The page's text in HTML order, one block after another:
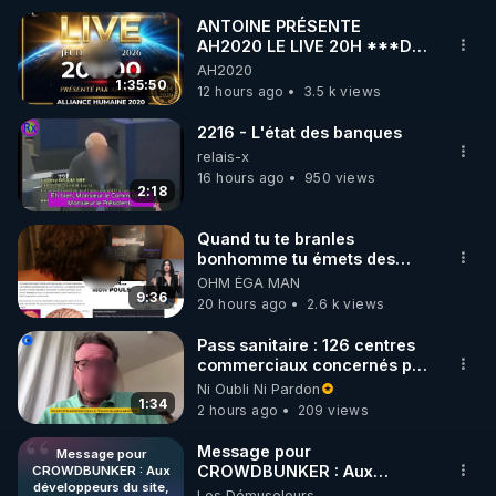
🌱 INSTAGRAM
https://www.instagram.com/rdlr_thierrycasasnovas/
http://rgnr.li/instagram
🌱 LA NEWSLETTER
Pour ne pas rater l’actualité RGNR (stages,
http://rgnr.li/news
🌱 VIDÉOS NON CENSURÉES SUR ODYSEE
Toutes les vidéos Youtube sont aussi sur la
http://rgnr.li/odysee
🌱 LES STAGES EN PRÉSENTIEL
1:35:50
ANTOINE PRÉSENTE
AH2020 LE LIVE 20H ***DU
06/08/2026***
AH2020
12 hours ago
3.5 k views
2:18
2216 - L'état des banques
relais-x
16 hours ago
950 views
9:36
Quand tu te branles
bonhomme tu émets des
ondes ils ont juste omis de
t'expliquer
OHM ÉGA MAN
20 hours ago
2.6 k views
1:34
Pass sanitaire : 126 centres
commerciaux concernés par
l'obligation dans toute la
France
Ni Oubli Ni Pardon
2 hours ago
209 views
Message pour
CROWDBUNKER : Aux
développeurs du site,
Message pour
CROWDBUNKER : Aux
développeurs du site,